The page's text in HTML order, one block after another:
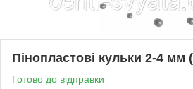
Пінопластові кульки 2-4 мм
Готово до відправки